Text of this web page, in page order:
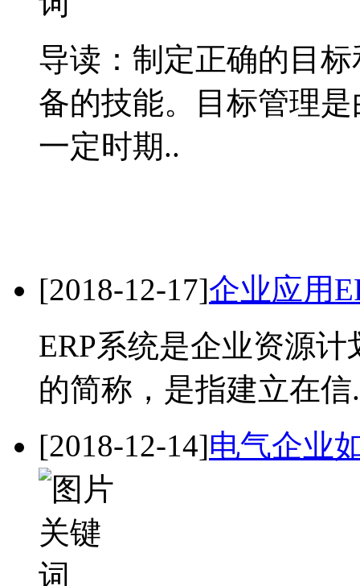
导读：制定正确的目
备的技能。目标管理
一定时期..
[2018-12-17]企业应用
ERP系统是企业资源计
的简称，是指建立在信
[2018-12-14]电气企业